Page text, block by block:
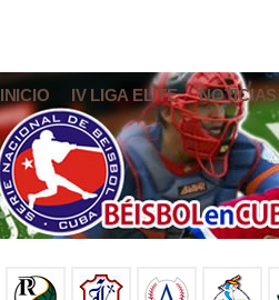
INICIO IV LIGA ELITE NOTICIAS